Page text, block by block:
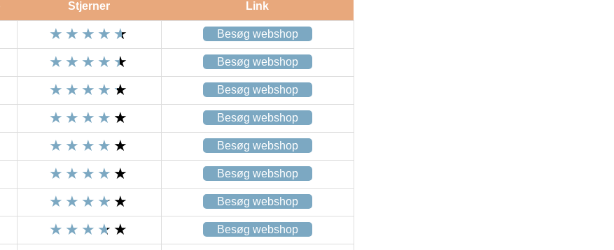
Stjerner Link
Besøg webshop
Besøg webshop
Besøg webshop
Besøg webshop
Besøg webshop
Besøg webshop
Besøg webshop
Besøg webshop